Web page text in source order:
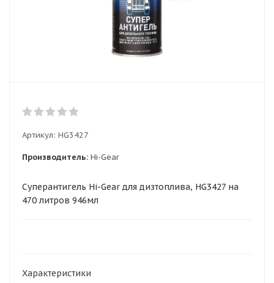
Артикул: HG3427
Производитель: Hi-Gear
Суперантигель Hi-Gear для дизтоплива, HG3427 на
470 литров 946мл
Характеристики